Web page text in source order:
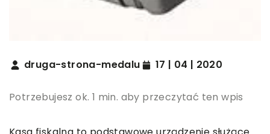
druga-strona-medalu 17 | 04 | 2020
Potrzebujesz ok. 1 min. aby przeczytać ten wpis